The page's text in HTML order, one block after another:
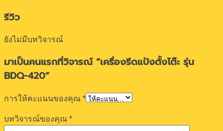
รีวิว
ยังไม่มีบทวิจารณ์
มาเป็นคนแรกที่วิจารณ์ “เครื่องรีดแป้งตั้งโต๊ะ รุ่น
BDQ-420”
การให้คะแนนของคุณ *
บทวิจารณ์ของคุณ *